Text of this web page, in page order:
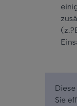
Sie